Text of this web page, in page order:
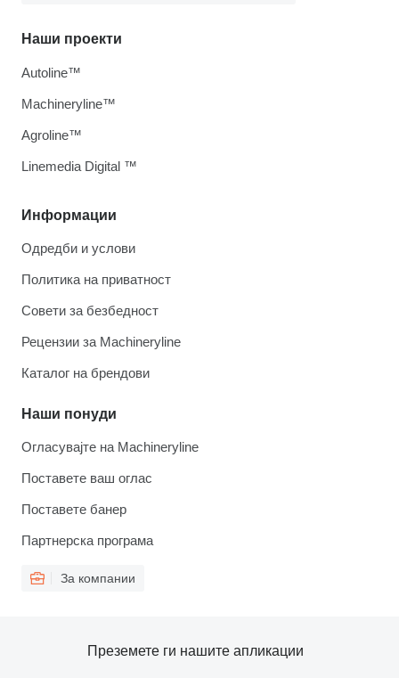
Информации
Одредби и услови
Политика на приватност
Совети за безбедност
Рецензии за Machineryline
Каталог на брендови
Наши понуди
Огласувајте на Machineryline
Поставете ваш оглас
Поставете банер
Партнерска програма
За компании
Наши проекти
Autoline™
Machineryline™
Agroline™
Linemedia Digital ™
Преземете ги нашите апликации